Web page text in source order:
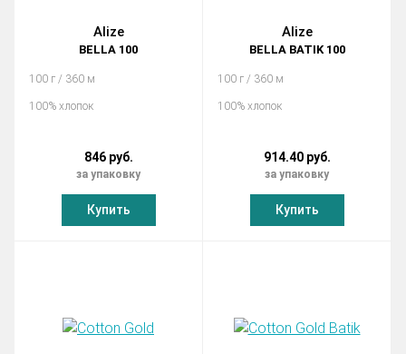
Alize
BELLA 100
100 г / 360 м
100% хлопок
846 руб.
за упаковку
Купить
Alize
BELLA BATIK 100
100 г / 360 м
100% хлопок
914.40 руб.
за упаковку
Купить